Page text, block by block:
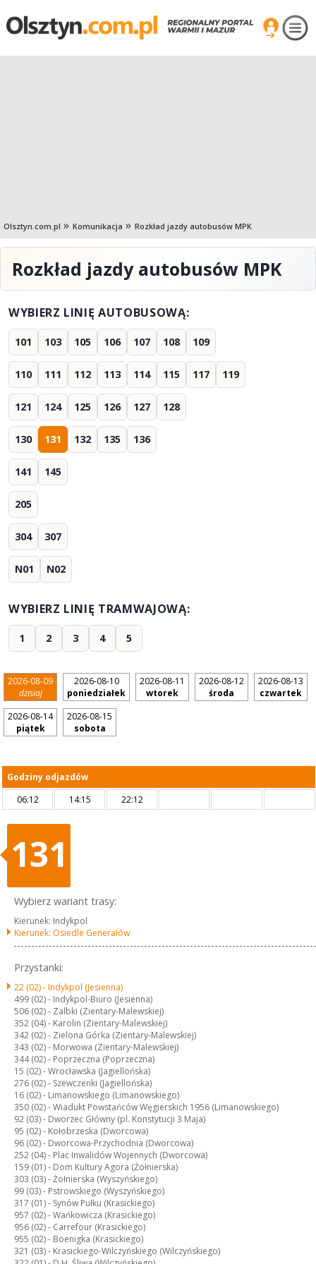
Olsztyn.com.pl Komunikacja Rozkład jazdy autobusów MPK
Rozkład jazdy autobusów MPK
WYBIERZ LINIĘ AUTOBUSOWĄ:
101 103 105 106 107 108 109
110 111 112 113 114 115 117 119
121 124 125 126 127 128
130 131 132 135 136
141 145
205
304 307
N01 N02
WYBIERZ LINIĘ TRAMWAJOWĄ:
1 2 3 4 5
2026-08-09
dzisiaj
2026-08-10
poniedziałek
2026-08-11
wtorek
2026-08-12
środa
2026-08-13
czwartek
2026-08-14
piątek
2026-08-15
sobota
Godziny odjazdów
06:12
14:15 22:12
131
Wybierz wariant trasy:
Kierunek: Indykpol
Kierunek: Osiedle Generałów
Przystanki:
22 (02) -Indykpol (Jesienna)
499 (02) - Indykpol-Biuro (Jesienna)
506 (02) - Zalbki (Zientary-Malewskiej)
352 (04) - Karolin (Zientary-Malewskiej)
342 (02) - Zielona Górka (Zientary-Malewskiej)
343 (02) - Morwowa (Zientary-Malewskiej)
344 (02) - Poprzeczna (Poprzeczna)
15 (02) -Wrocławska (Jagiellońska)
276 (02) - Szewczenki (Jagiellońska)
16 (02) - Limanowskiego (Limanowskiego)
350 (02) -Wiadukt Powstańców Węgierskich 1956 (Limanowskiego)
92 (03) - Dworzec Główny (pl. Konstytucji 3 Maja)
95 (02) - Kołobrzeska (Dworcowa)
96 (02) - Dworcowa-Przychodnia (Dworcowa)
252 (04) - Plac Inwalidów Wojennych (Dworcowa)
159 (01) - Dom Kultury Agora (Żołnierska)
303 (03) -Żołnierska (Wyszyńskiego)
99 (03) - Pstrowskiego (Wyszyńskiego)
317 (01) - Synów Pułku (Krasickiego)
957 (02) -Wańkowicza (Krasickiego)
956 (02) - Carrefour (Krasickiego)
955 (02) - Boenigka (Krasickiego)
321 (03) - Krasickiego-Wilczyńskiego (Wilczyńskiego)